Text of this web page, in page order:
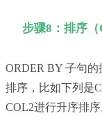
步骤8：排序（
ORDER BY 子句
排序，比如下列是
COL2进行升序排序